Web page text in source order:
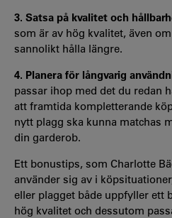
3. Satsa på kvalitet och
som är av hög kvalitet, även
sannolikt hålla längre.
4. Planera för långvarig
passar ihop med det du redan
att framtida kompletterande
nytt plagg ska kunna matchas
din garderob.
Ett bonustips, som Charlotte
använder sig av i
eller plagget både uppfyller ett
hög kvalitet och dessutom